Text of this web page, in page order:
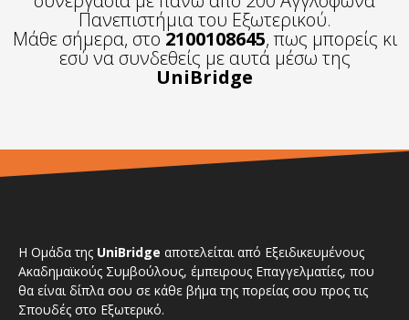
Πανεπιστήμια του Εξωτερικού.
Μάθε σήμερα, στο2100108645, πως μπορείς κι
εσύ να συνδεθείς με αυτά μέσω της
UniBridge
Η Ομάδα της UniBridge αποτελείται από Εξειδικευμένους
Ακαδημαϊκούς Συμβούλους, έμπειρους Επαγγελματίες, που
θα είναι δίπλα σου σε κάθε βήμα της πορείας σου προς τις
Σπουδές στο Εξωτερικό.